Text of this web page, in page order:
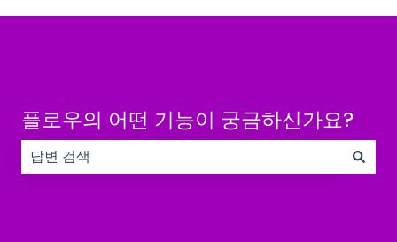
플로우의 어떤 기능이 궁금하신가요?